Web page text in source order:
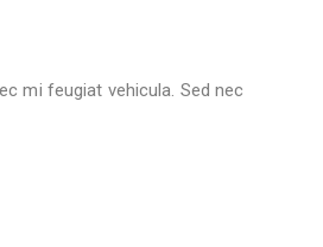
mi feugiat vehicula. Sed nec